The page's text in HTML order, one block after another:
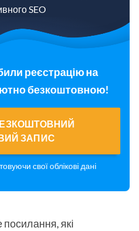
SEO
реєстрацію на
безкоштовною!
ЗАПИС
свої облікові дані
які